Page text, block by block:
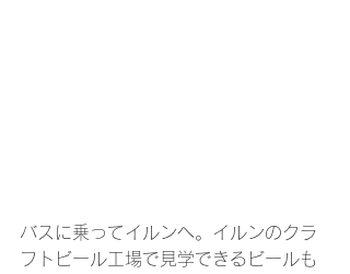
バスに乗ってイルンへ。イルンのクラ
フトビール工場で見学できるビールも